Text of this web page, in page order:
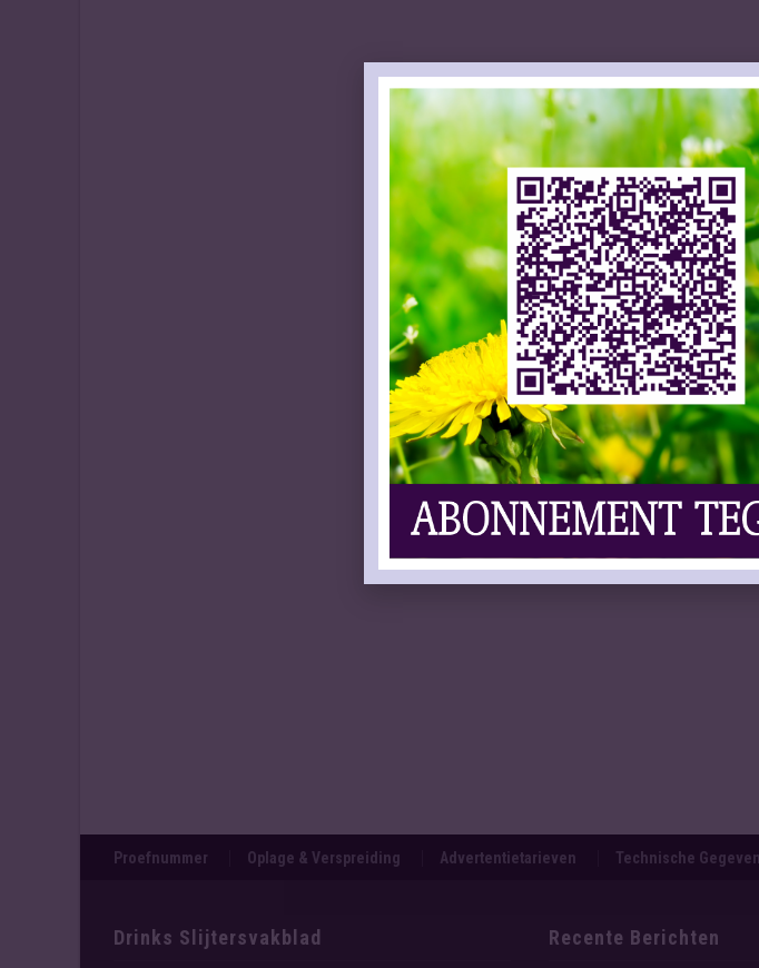
Proefnummer Oplage & Verspreiding Advertentietarieven Technische
Drinks Slijtersvakblad Recente Berichten